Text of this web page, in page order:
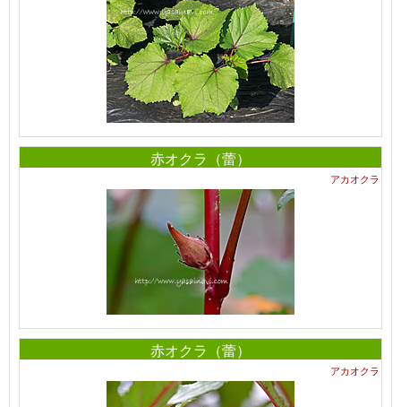
赤オクラ（蕾）
アカオクラ
赤オクラ（蕾）
アカオクラ